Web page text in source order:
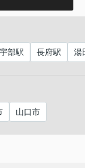
宇部駅 長府駅 湯
山口市